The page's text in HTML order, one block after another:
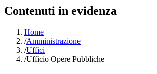
Contenuti in evidenza
Home
/Amministrazione
/Uffici
/Ufficio Opere Pubbliche